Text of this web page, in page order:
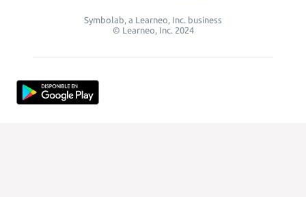
Symbolab, a Learneo, Inc. business
© Learneo, Inc. 2024